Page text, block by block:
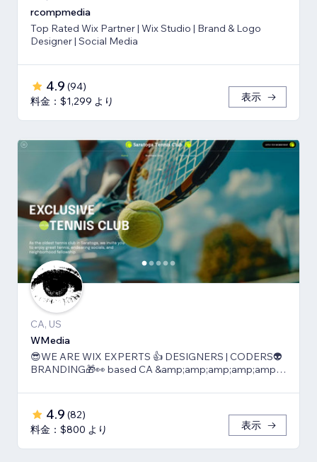
rcompmedia
Top Rated Wix Partner | Wix Studio | Brand & Logo
Designer | Social Media
4.9 (94)
料金：$1,299 より
表示
CA, US
WMedia
😎WE ARE WIX EXPERTS 👍 DESIGNERS | CODERS👽
BRANDING🎁👀 based CA &amp;amp;amp;amp;amp;
4.9 (82)
料金：$800 より
表示